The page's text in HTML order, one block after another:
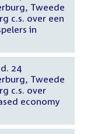
Tweede
c.s. over een
in
24
Tweede
c.s. over
economy